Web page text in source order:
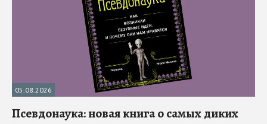
05.08.2026
Псевдонаука: новая книга о самых диких